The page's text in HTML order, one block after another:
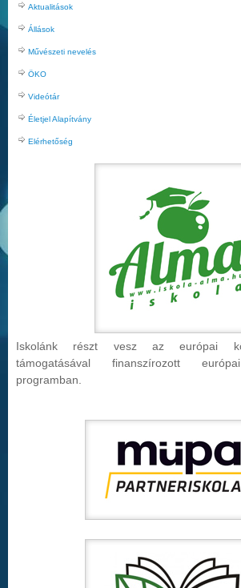
Aktualitások
Állások
Művészeti nevelés
ÖKO
Videótár
Életjel Alapítvány
Elérhetőség
Iskolánk részt vesz az európai
támogatásával finanszírozott
programban.